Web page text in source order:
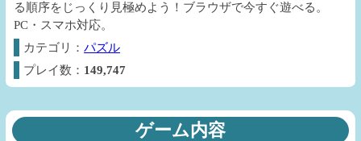
る順序をじっくり見極めよう！ブラウザで今すぐ遊べる。
PC・スマホ対応。
カテゴリ：パズル
プレイ数： 149,747
ゲーム内容